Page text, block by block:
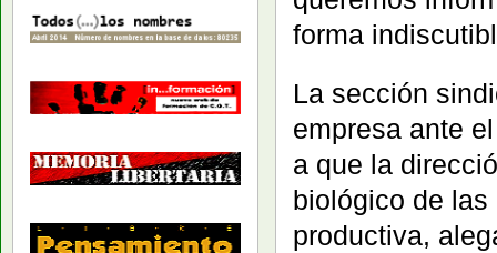
forma
La sección
empresa ante
a que la
biológico de
productiva,